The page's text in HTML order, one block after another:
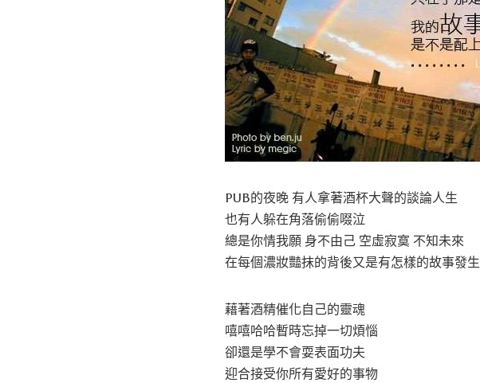
PUB的夜晚 有人拿著酒杯大聲的談論人生
也有人躲在角落偷偷啜泣
總是你情我願 身不由己 空虛寂寞 不知未來
在每個濃妝豔抹的背後又是有怎樣的故事發生
藉著酒精催化自己的靈魂
嘻嘻哈哈暫時忘掉一切煩惱
卻還是學不會耍表面功夫
迎合接受你所有愛好的事物